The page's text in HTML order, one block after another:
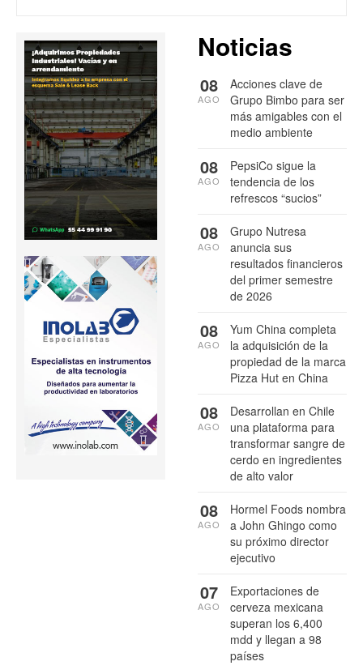
Noticias
Acciones clave de
Grupo Bimbo para ser
más amigables con el
medio ambiente
08
AGO
PepsiCo sigue la
tendencia de los
refrescos “sucios”
08
AGO
Grupo Nutresa
anuncia sus
resultados financieros
del primer semestre
de 2026
08
AGO
Yum China completa
la adquisición de la
propiedad de la marca
Pizza Hut en China
08
AGO
Desarrollan en Chile
una plataforma para
transformar sangre de
cerdo en ingredientes
de alto valor
08
AGO
Hormel Foods nombra
a John Ghingo como
su próximo director
ejecutivo
08
AGO
Exportaciones de
cerveza mexicana
superan los 6,400
mdd y llegan a 98
países
07
AGO